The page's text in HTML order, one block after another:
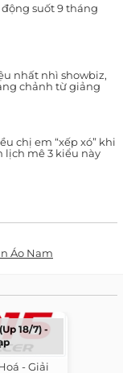
suốt 9 tháng
nhất nhì showbiz,
chảnh từ giảng
chị em “xếp xó” khi
lịch mê 3 kiểu này
Áo Nam
18/7) -
- Giải